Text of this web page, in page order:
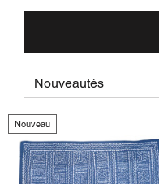
Nouveau